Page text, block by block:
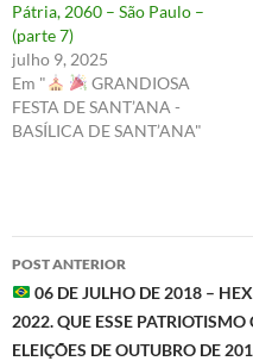
Pátria, 2060 – São Paulo –
(parte 7)
julho 9, 2025
Em "
GRANDIOSA
FESTA DE SANT’ANA -
BASÍLICA DE SANT’ANA"
Navegação
de
posts
POST ANTERIOR
06 DE JULHO DE 2018 –
2022. QUE ESSE
ELEIÇÕES DE OUTUBRO DE